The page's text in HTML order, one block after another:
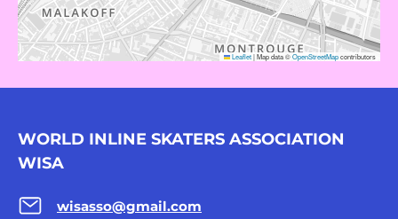
Leaflet|Map data ©OpenStreetMapcontributors
WORLD INLINE SKATERS ASSOCIATION
WISA
wisasso@gmail.com